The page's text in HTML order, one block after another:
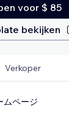
voor $ 85
bekijken
Verkoper
ムページ